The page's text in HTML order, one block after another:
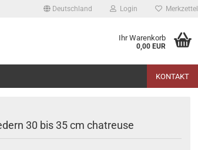
Deutschland Login Merkzettel
Ihr Warenkorb
0,00 EUR
KONTAKT
30 bis 35 cm chatreuse